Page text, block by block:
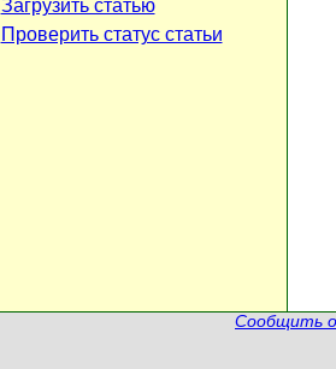
Загрузить статью
Проверить статус статьи
Сообщить о